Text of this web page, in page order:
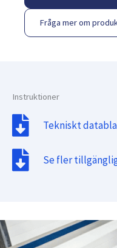
Fråga mer om
Instruktioner
Tekniskt
Se fler